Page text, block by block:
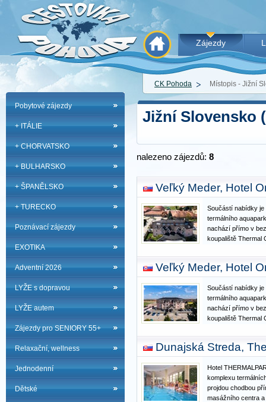
Zájezdy
CK Pohoda Místopis - Jižní
Pobytové zájezdy
+ ITÁLIE
+ CHORVATSKO
+ BULHARSKO
+ ŠPANĚLSKO
+ TURECKO
Poznávací zájezdy
EXOTIKA
Adventní 2026
LYŽE s dopravou
LYŽE autem
Zájezdy pro SENIORY 55+
Relaxační, wellness
Jednodenní
Dětské
Jižní Slovensko
nalezeno zájezdů: 8
Veľký Meder, Hotel
Součástí nabídky
termálního
nachází přímo v
koupaliště Thermal
službami.
terasa, kavárna,
Veľký Meder, Hotel
Součástí nabídky
termálního
nachází přímo v
koupaliště Thermal
službami.
terasa, kavárna,
Dunajská Streda,
Hotel
komplexu
projdou chodbou
masážního centra